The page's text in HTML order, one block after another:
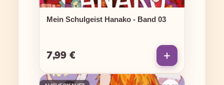
Mein Schulgeist Hanako - Band 03
Regulärer Preis:
7,99 €